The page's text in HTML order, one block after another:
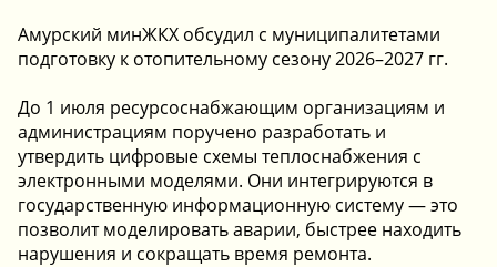
Амурский минЖКХ обсудил с муниципалитетами
подготовку к отопительному сезону 2026–2027 гг.
До 1 июля ресурсоснабжающим организациям и
администрациям поручено разработать и
утвердить цифровые схемы теплоснабжения с
электронными моделями. Они интегрируются в
государственную информационную систему — это
позволит моделировать аварии, быстрее находить
нарушения и сокращать время ремонта.